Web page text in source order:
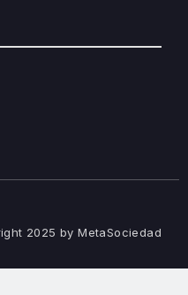
2025 by MetaSociedad